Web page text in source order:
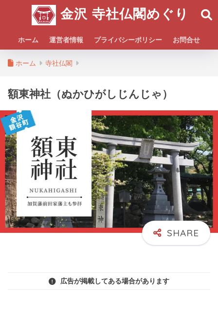
金沢 寺社仏閣めぐり
ホーム 運営者情報 プライバシーポリシー お問合せ
ホーム 寺社仏閣
額東神社（ぬかひがしじんじゃ）
広告が掲載してある場合があります